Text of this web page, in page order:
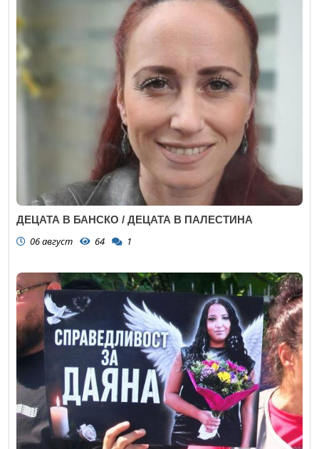
ДЕЦАТА В БАНСКО / ДЕЦАТА В ПАЛЕСТИНА
06 август 64 1